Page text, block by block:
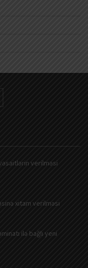
verilməsi
xitam verilməsi
ilə bağlı yeni